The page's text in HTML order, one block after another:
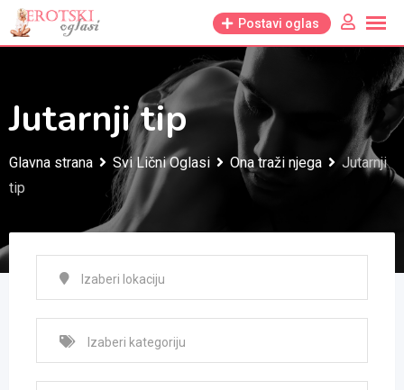
Skip
to
Postavi oglas
Jutarnji tip
Glavna strana Svi Lični Oglasi Ona traži njega
Jutarnji
tip